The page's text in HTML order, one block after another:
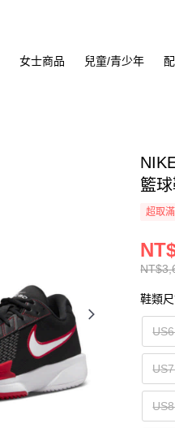
女士商品 兒童/青少年
籃
超取
鞋類